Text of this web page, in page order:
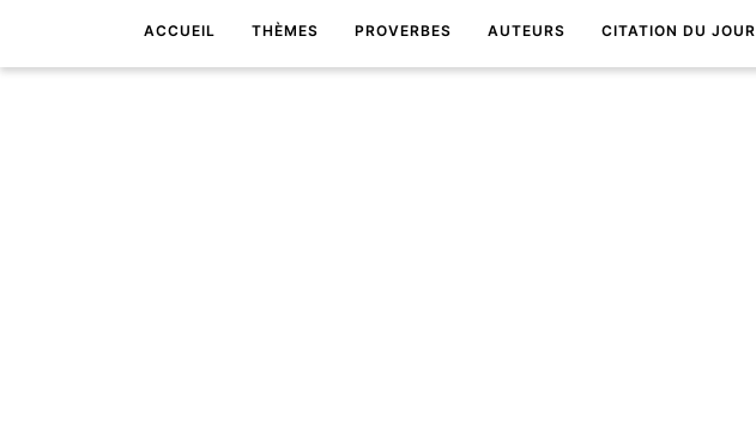
ACCUEIL THÈMES PROVERBES AUTEURS CITATION DU JOUR